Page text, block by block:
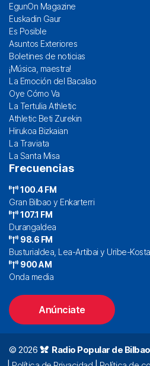
EgunOn Magazine
Euskadin Gaur
Es Posible
Asuntos Exteriores
Boletines de noticias
¡Música, maestra!
La Emoción del Bacalao
Oye Cómo Va
La Tertulia Athletic
Athletic Beti Zurekin
Hirukoa Bizkaian
La Traviata
La Santa Misa
Frecuencias
100.4 FM
Gran Bilbao y Enkarterri
107.1 FM
Durangaldea
98.6 FM
Busturialdea, Lea-Artibai y Uribe-Kosta
900 AM
Onda media
Anúnciate
© 2026 Radio Popular de